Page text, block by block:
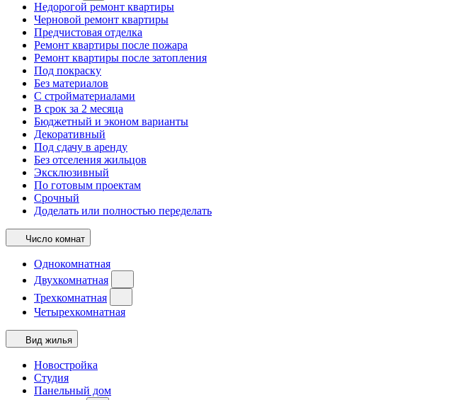
Недорогой ремонт квартиры
Черновой ремонт квартиры
Предчистовая отделка
Ремонт квартиры после пожара
Ремонт квартиры после затопления
Под покраску
Без материалов
С стройматериалами
В срок за 2 месяца
Бюджетный и эконом варианты
Декоративный
Под сдачу в аренду
Без отселения жильцов
Эксклюзивный
По готовым проектам
Срочный
Доделать или полностью переделать
Число комнат
Однокомнатная
Двухкомнатная
Трехкомнатная
Четырехкомнатная
Вид жилья
Новостройка
Студия
Панельный дом